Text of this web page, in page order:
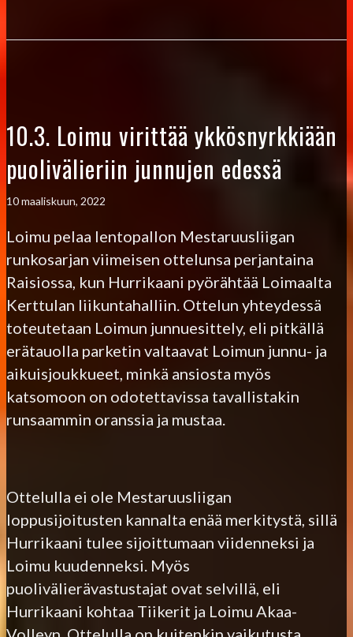
10.3. Loimu virittää ykkösnyrkkiään
puolivälieriin junnujen edessä
10 maaliskuun, 2022
Loimu pelaa lentopallon Mestaruusliigan
runkosarjan viimeisen ottelunsa perjantaina
Raisiossa, kun Hurrikaani pyörähtää Loimaalta
Kerttulan liikuntahalliin. Ottelun yhteydessä
toteutetaan Loimun junnuesittely, eli pitkällä
erätauolla parketin valtaavat Loimun junnu- ja
aikuisjoukkueet, minkä ansiosta myös
katsomoon on odotettavissa tavallistakin
runsaammin oranssia ja mustaa.
Ottelulla ei ole Mestaruusliigan
loppusijoitusten kannalta enää merkitystä, sillä
Hurrikaani tulee sijoittumaan viidenneksi ja
Loimu kuudenneksi. Myös
puolivälierävastustajat ovat selvillä, eli
Hurrikaani kohtaa Tiikerit ja Loimu Akaa-